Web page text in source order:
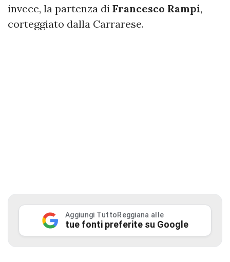
invece, la partenza di Francesco Rampi,
corteggiato dalla Carrarese.
Aggiungi TuttoReggiana alle
tue fonti preferite su Google